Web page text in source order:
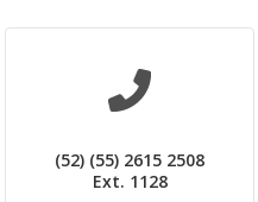
(52) (55) 2615 2508
Ext. 1128